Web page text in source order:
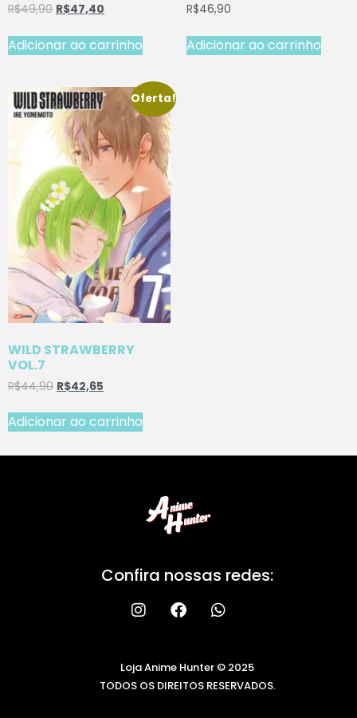
R$49,90 R$47,40
Adicionar ao carrinho
R$46,90
Adicionar ao carrinho
Oferta!
WILD STRAWBERRY
VOL.7
R$44,90 R$42,65
Adicionar ao carrinho
Confira nossas redes:
Loja Anime Hunter © 2025
TODOS OS DIREITOS RESERVADOS.